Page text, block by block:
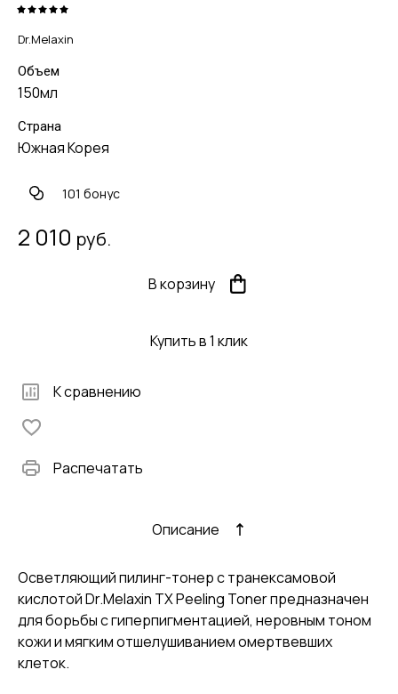
Dr.Melaxin
Объем
150мл
Страна
Южная Корея
101 бонус
2 010 руб.
В корзину
Купить в 1 клик
К сравнению
Распечатать
Описание
Осветляющий пилинг-тонер с транексамовой
кислотой Dr.Melaxin TX Peeling Toner предназначен
для борьбы с гиперпигментацией, неровным тоном
кожи и мягким отшелушиванием омертвевших
клеток.